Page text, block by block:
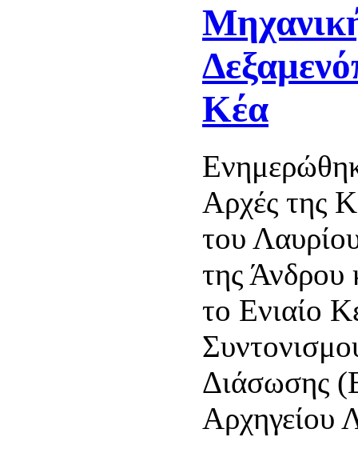
Κέα
Αρχές της
του
της Άνδρου
το Ενιαίο
Διάσωσης